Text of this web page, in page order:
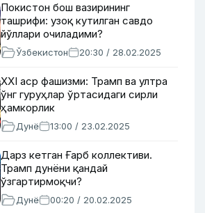
Покистон бош вазирининг
ташрифи: узоқ кутилган савдо
йўллари очиладими?
Ўзбекистон 20:30 / 28.02.2025
XXI аср фашизми: Трамп ва ултра
ўнг гуруҳлар ўртасидаги сирли
ҳамкорлик
Дунё 13:00 / 23.02.2025
Дарз кетган Ғарб коллективи.
Трамп дунёни қандай
ўзгартирмоқчи?
Дунё 00:20 / 20.02.2025